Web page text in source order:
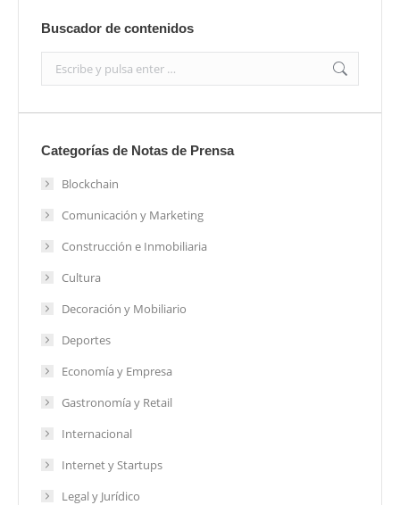
Buscador de contenidos
Categorías de Notas de Prensa
Blockchain
Comunicación y Marketing
Construcción e Inmobiliaria
Cultura
Decoración y Mobiliario
Deportes
Economía y Empresa
Gastronomía y Retail
Internacional
Internet y Startups
Legal y Jurídico